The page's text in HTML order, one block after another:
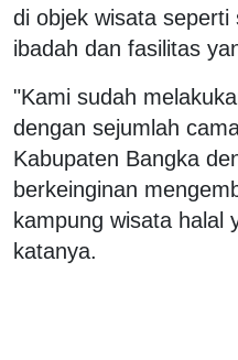
di objek wisata
ibadah dan fasilitas
"Kami sudah
dengan sejumlah
Kabupaten Bangka
berkeinginan
kampung wisata halal
katanya.